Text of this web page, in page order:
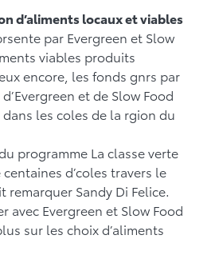
d’aliments locaux et viables
par Evergreen et Slow
viables produits
encore, les fonds gnrs par
et de Slow Food
les coles de la rgion du
programme La classe verte
d’coles travers le
Sandy Di Felice.
avec Evergreen et Slow Food
sur les choix d’aliments